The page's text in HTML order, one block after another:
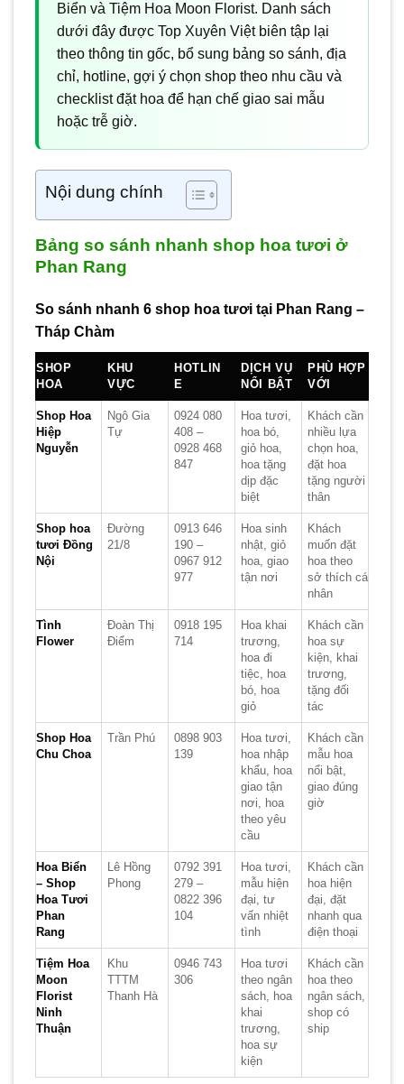
Biển và Tiệm Hoa Moon Florist. Danh sách
dưới đây được Top Xuyên Việt biên tập lại
theo thông tin gốc, bổ sung bảng so sánh, địa
chỉ, hotline, gợi ý chọn shop theo nhu cầu và
checklist đặt hoa để hạn chế giao sai mẫu
hoặc trễ giờ.
Nội dung chính
Bảng so sánh nhanh shop hoa tươi ở
Phan Rang
So sánh nhanh 6 shop hoa tươi tại Phan Rang –
Tháp Chàm
SHOP
HOA
KHU
VỰC
HOTLIN
E
DỊCH VỤ
NỔI BẬT
PHÙ HỢP
VỚI
Shop Hoa
Hiệp
Nguyễn
Ngô Gia
Tự
0924 080
408 –
0928 468
847
Hoa tươi,
hoa bó,
giỏ hoa,
hoa tặng
dịp đặc
biệt
Khách cần
nhiều lựa
chọn hoa,
đặt hoa
tặng người
thân
Shop hoa
tươi Đồng
Nội
Đường
21/8
0913 646
190 –
0967 912
977
Hoa sinh
nhật, giỏ
hoa, giao
tận nơi
Khách
muốn đặt
hoa theo
sở thích cá
nhân
Tình
Flower
Đoàn Thị
Điểm
0918 195
714
Hoa khai
trương,
hoa đi
tiệc, hoa
bó, hoa
giỏ
Khách cần
hoa sự
kiện, khai
trương,
tặng đối
tác
Shop Hoa
Chu Choa
Trần Phú
0898 903
139
Hoa tươi,
hoa nhập
khẩu, hoa
giao tận
nơi, hoa
theo yêu
cầu
Khách cần
mẫu hoa
nổi bật,
giao đúng
giờ
Hoa Biển
– Shop
Hoa Tươi
Phan
Rang
Lê Hồng
Phong
0792 391
279 –
0822 396
104
Hoa tươi,
mẫu hiện
đại, tư
vấn nhiệt
tình
Khách cần
hoa hiện
đại, đặt
nhanh qua
điện thoại
Tiệm Hoa
Moon
Florist
Ninh
Thuận
Khu
TTTM
Thanh Hà
0946 743
306
Hoa tươi
theo ngân
sách, hoa
khai
trương,
hoa sự
kiện
Khách cần
hoa theo
ngân sách,
shop có
ship